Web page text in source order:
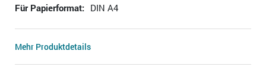
Für Papierformat: DIN A4
Mehr Produktdetails